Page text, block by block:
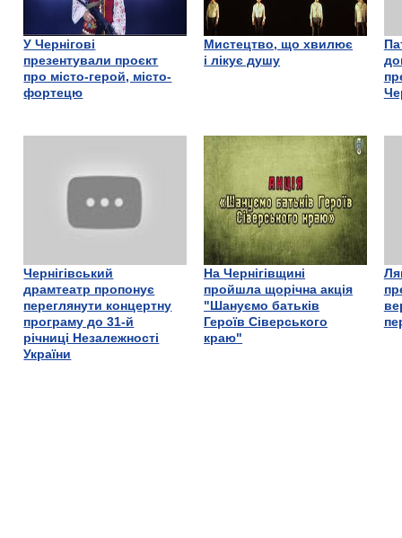
У Чернігові
презентували проєкт
про місто-герой, місто-
фортецю
Мистецтво, що хвилює
і лікує душу
Чернігівський
драмтеатр пропонує
переглянути концертну
програму до 31-й
річниці Незалежності
України
На Чернігівщині
пройшла щорічна акція
"Шануємо батьків
Героїв Сіверського
краю"